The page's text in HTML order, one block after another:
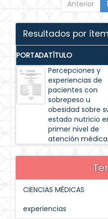
Anterior 1
Resultados por
PORTADATÍTULO
Percepciones y
experiencias de
pacientes con
sobrepeso u
obesidad sobre
estado nutricio
primer nivel de
atención médica.
CIENCIAS MÉDICAS
experiencias